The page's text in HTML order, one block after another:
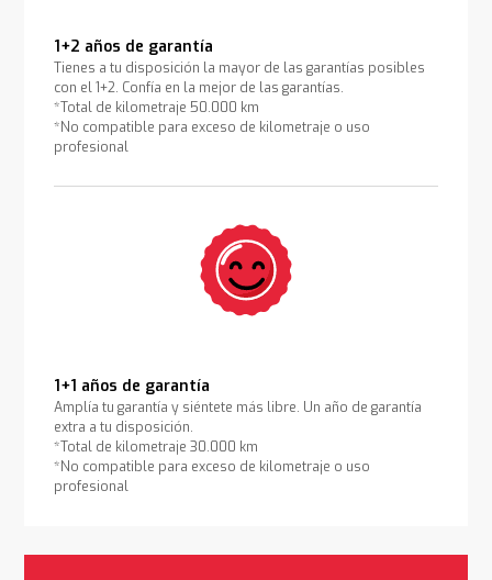
1+2 años de garantía
Tienes a tu disposición la mayor de las garantías posibles
con el 1+2. Confía en la mejor de las garantías.
*Total de kilometraje 50.000 km
*No compatible para exceso de kilometraje o uso
profesional
1+1 años de garantía
Amplía tu garantía y siéntete más libre. Un año de garantía
extra a tu disposición.
*Total de kilometraje 30.000 km
*No compatible para exceso de kilometraje o uso
profesional